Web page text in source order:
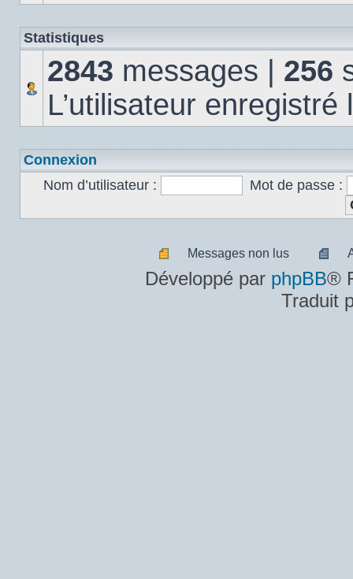
Statistiques
2843 messages | 256
L’utilisateur
Connexion
Nom d’utilisateur :
Mot de passe :
Messages
non
Messages non lus
lu
Développé par phpBB®
Traduit